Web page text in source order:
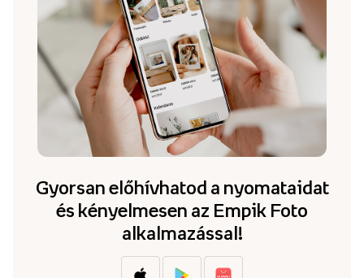
Gyorsan előhívhatod a nyomataidat
és kényelmesen az Empik Foto
alkalmazással!